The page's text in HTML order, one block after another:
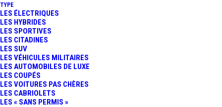
TYPE
LES ÉLECTRIQUES
LES HYBRIDES
LES SPORTIVES
LES CITADINES
LES SUV
LES VÉHICULES MILITAIRES
LES AUTOMOBILES DE LUXE
LES COUPÉS
LES VOITURES PAS CHÈRES
LES CABRIOLETS
LES « SANS PERMIS »